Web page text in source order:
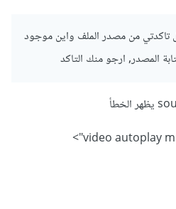
من مصدر الملف واين موجود
المصدر, ارجو منك التاكد